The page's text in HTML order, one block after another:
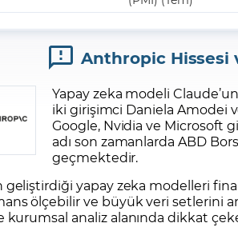
Anthropic Hissesi
Yapay zeka modeli
iki girişimci Daniela Amodei
Google, Nvidia ve Microsoft
adı son zamanlarda ABD
geçmektedir.
geliştirdiği yapay zeka modelleri
ölçebilir ve büyük veri setlerini
kurumsal analiz alanında dikkat